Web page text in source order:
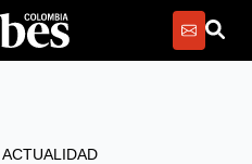
ACTUALIDAD